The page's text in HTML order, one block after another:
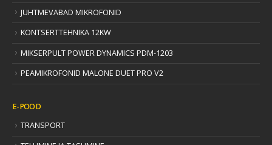
JUHTMEVABAD MIKROFONID
KONTSERTTEHNIKA 12KW
MIKSERPULT POWER DYNAMICS PDM-1203
PEAMIKROFONID MALONE DUET PRO V2
E-POOD
TRANSPORT